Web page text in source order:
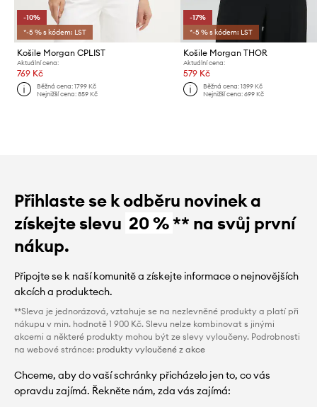
-10%
*-5 % s kódem: LST
Košile Morgan CPLIST
Aktuální cena:
769 Kč
Běžná cena:1799 Kč
Nejnižší cena:859 Kč
-17%
*-5 % s kódem: LST
Košile Morgan THOR
Aktuální cena:
579 Kč
Běžná cena: 1399 Kč
Nejnižší cena: 699 Kč
Přihlaste se k odběru novinek a
získejte slevu 20 %** na svůj první
nákup.
Připojte se k naší komunitě a získejte informace o nejnovějších
akcích a produktech.
**Sleva je jednorázová, vztahuje se na nezlevněné produkty a platí při
nákupu v min. hodnotě 1 900 Kč. Slevu nelze kombinovat s jinými
akcemi a některé produkty mohou být ze slevy vyloučeny. Podrobnosti
na webové stránce: produkty vyloučené z akce
Chceme, aby do vaší schránky přicházelo jen to, co vás
opravdu zajímá. Řekněte nám, zda vás zajímá: